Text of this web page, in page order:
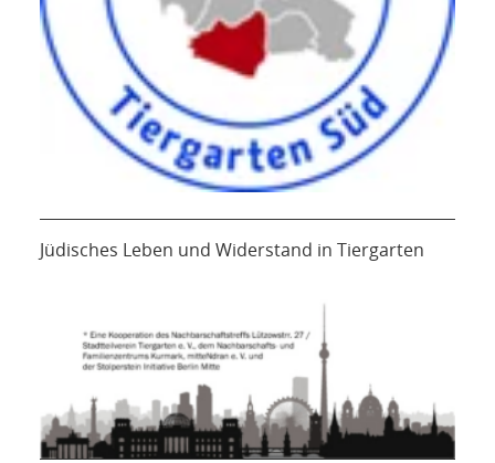
Jüdisches Leben und Widerstand in Tiergarten